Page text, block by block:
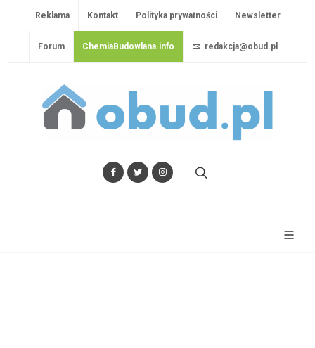
Reklama Kontakt Polityka prywatności Newsletter
Forum ChemiaBudowlana.info redakcja@obud.pl